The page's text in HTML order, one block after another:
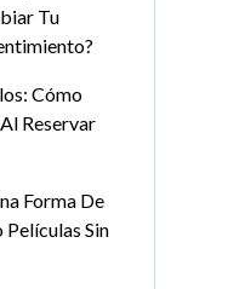
Tu
Cómo
Reservar
Forma De
Sin